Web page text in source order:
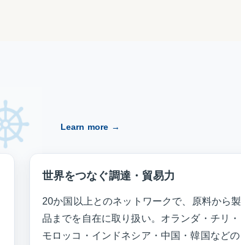
Learn more →
世界をつなぐ調達・貿易力
20か国以上とのネットワークで、原料から製
品までを自在に取り扱い。オランダ・チリ・
モロッコ・インドネシア・中国・韓国などの